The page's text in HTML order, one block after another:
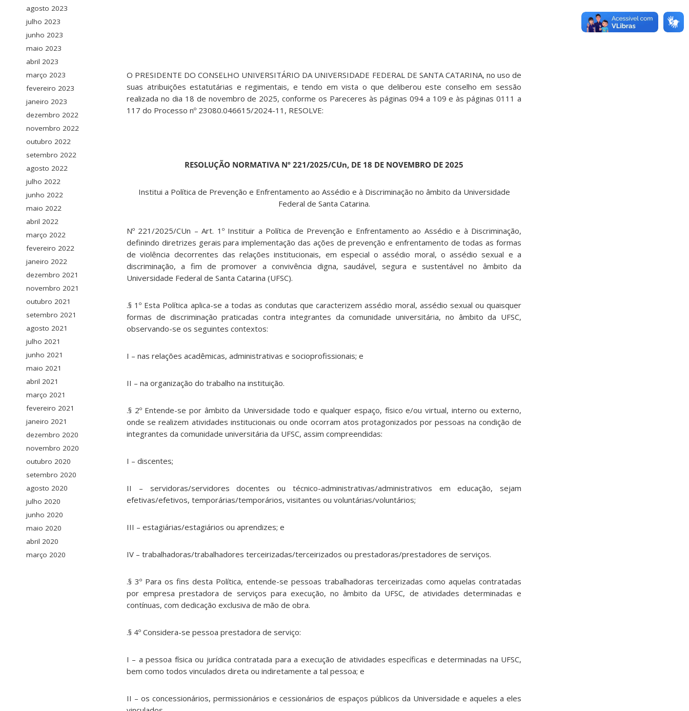
agosto 2023
julho 2023
junho 2023
maio 2023
abril 2023
março 2023
fevereiro 2023
janeiro 2023
dezembro 2022
novembro 2022
outubro 2022
setembro 2022
agosto 2022
julho 2022
junho 2022
maio 2022
abril 2022
março 2022
fevereiro 2022
janeiro 2022
dezembro 2021
novembro 2021
outubro 2021
setembro 2021
agosto 2021
julho 2021
junho 2021
maio 2021
abril 2021
março 2021
fevereiro 2021
janeiro 2021
dezembro 2020
novembro 2020
outubro 2020
setembro 2020
agosto 2020
julho 2020
junho 2020
maio 2020
abril 2020
março 2020
O PRESIDENTE DO CONSELHO UNIVERSITÁRIO DA UNIVERSIDADE FEDERAL DE SANTA CATARINA, no uso de
suas atribuições estatutárias e regimentais, e tendo em vista o que deliberou este conselho em sessão
realizada no dia 18 de novembro de 2025, conforme os Pareceres às páginas 094 a 109 e às páginas 0111 a
117 do Processo nº 23080.046615/2024-11, RESOLVE:
RESOLUÇÃO NORMATIVA Nº 221/2025/CUn, DE 18 DE NOVEMBRO DE 2025
Institui a Política de Prevenção e Enfrentamento ao Assédio e à Discriminação no âmbito da Universidade
Federal de Santa Catarina.
Nº 221/2025/CUn – Art. 1º Instituir a Política de Prevenção e Enfrentamento ao Assédio e à Discriminação,
definindo diretrizes gerais para implementação das ações de prevenção e enfrentamento de todas as formas
de violência decorrentes das relações institucionais, em especial o assédio moral, o assédio sexual e a
discriminação, a fim de promover a convivência digna, saudável, segura e sustentável no âmbito da
Universidade Federal de Santa Catarina (UFSC).
.§ 1º Esta Política aplica-se a todas as condutas que caracterizem assédio moral, assédio sexual ou quaisquer
formas de discriminação praticadas contra integrantes da comunidade universitária, no âmbito da UFSC,
observando-se os seguintes contextos:
I – nas relações acadêmicas, administrativas e socioprofissionais; e
II – na organização do trabalho na instituição.
.§ 2º Entende-se por âmbito da Universidade todo e qualquer espaço, físico e/ou virtual, interno ou externo,
onde se realizem atividades institucionais ou onde ocorram atos protagonizados por pessoas na condição de
integrantes da comunidade universitária da UFSC, assim compreendidas:
I – discentes;
II – servidoras/servidores docentes ou técnico-administrativas/administrativos em educação, sejam
efetivas/efetivos, temporárias/temporários, visitantes ou voluntárias/voluntários;
III – estagiárias/estagiários ou aprendizes; e
IV – trabalhadoras/trabalhadores terceirizadas/terceirizados ou prestadoras/prestadores de serviços.
.§ 3º Para os fins desta Política, entende-se pessoas trabalhadoras terceirizadas como aquelas contratadas
por empresa prestadora de serviços para execução, no âmbito da UFSC, de atividades determinadas e
contínuas, com dedicação exclusiva de mão de obra.
.§ 4º Considera-se pessoa prestadora de serviço:
I – a pessoa física ou jurídica contratada para a execução de atividades específicas e determinadas na UFSC,
bem como todos vinculados direta ou indiretamente a tal pessoa; e
II – os concessionários, permissionários e cessionários de espaços públicos da Universidade e aqueles a eles